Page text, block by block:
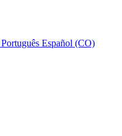
Português Español (CO)